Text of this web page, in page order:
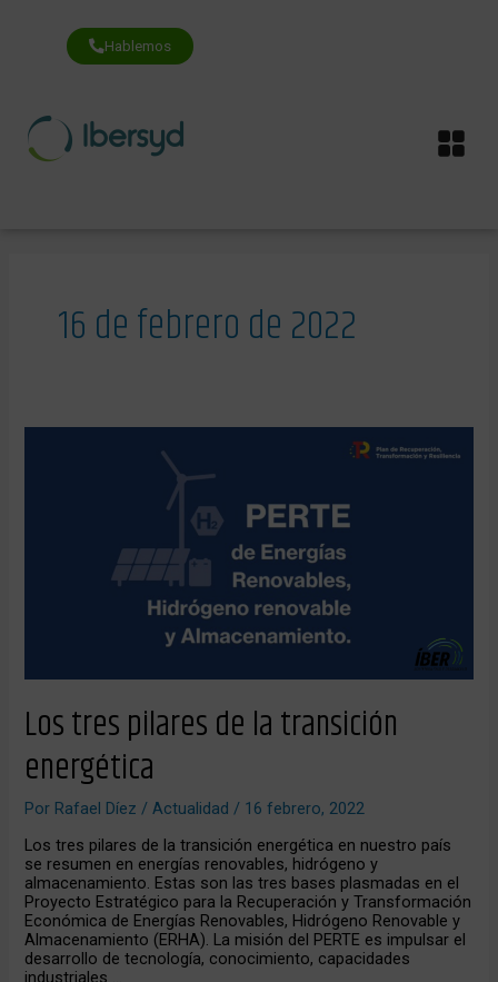
contenido
Hablemos
16 de febrero de 2022
Los tres pilares de la transición
energética
Por Rafael Díez/Actualidad / 16 febrero, 2022
Los tres pilares de la transición energética en nuestro país
se resumen en energías renovables, hidrógeno y
almacenamiento. Estas son las tres bases plasmadas en el
Proyecto Estratégico para la Recuperación y Transformación
Económica de Energías Renovables, Hidrógeno Renovable y
Almacenamiento (ERHA). La misión del PERTE es impulsar el
desarrollo de tecnología, conocimiento, capacidades